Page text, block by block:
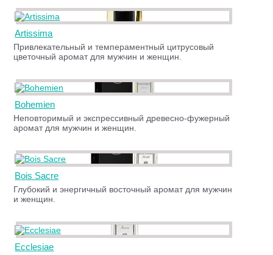
Artissima
Привлекательный и темпераментный цитрусовый
цветочный аромат для мужчин и женщин.
Bohemien
Неповторимый и экспрессивный древесно-фужерный
аромат для мужчин и женщин.
Bois Sacre
Глубокий и энергичный восточный аромат для мужчин
и женщин.
Ecclesiae